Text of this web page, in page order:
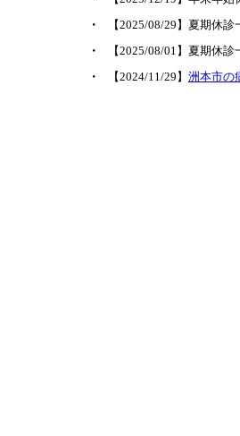
・ 【2025/08/29】夏期休
・ 【2025/08/01】夏期休
・ 【2024/11/29】 洲本市の